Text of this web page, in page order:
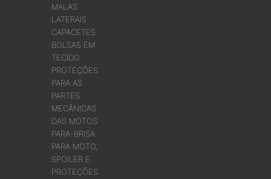
MALAS
LATERAIS
CAPACETES
BOLSAS EM
TECIDO
PROTEÇÕES
PARA AS
PARTES
MECÂNICAS
DAS MOTOS
PARA-BRISA
PARA MOTO,
SPOILER E
PROTEÇÕES